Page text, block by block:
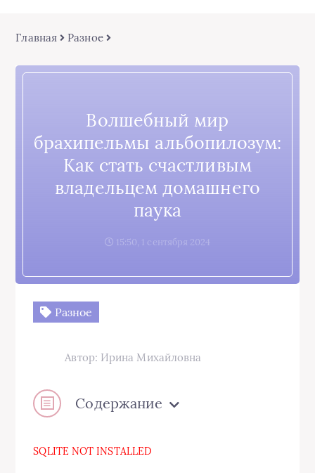
Главная Разное
Волшебный мир
брахипельмы альбопилозум:
Как стать счастливым
владельцем домашнего
паука
15:50, 1 сентября 2024
Разное
Автор: Ирина Михайловна
Содержание
SQLITE NOT INSTALLED